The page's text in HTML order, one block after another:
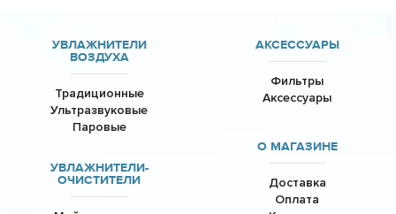
УВЛАЖНИТЕЛИ
ВОЗДУХА
Традиционные
Ультразвуковые
Паровые
УВЛАЖНИТЕЛИ-
ОЧИСТИТЕЛИ
АКСЕССУАРЫ
Фильтры
Аксессуары
О МАГАЗИНЕ
Доставка
Оплата